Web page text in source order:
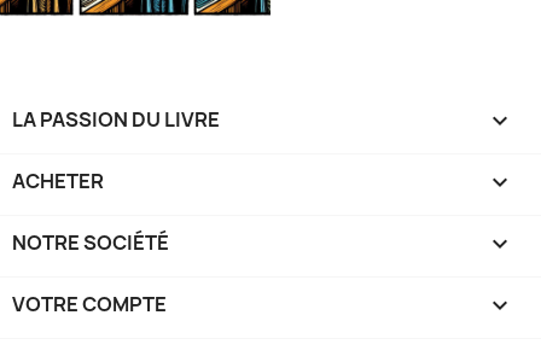
LA PASSION DU LIVRE 
ACHETER 
NOTRE SOCIÉTÉ 
VOTRE COMPTE 